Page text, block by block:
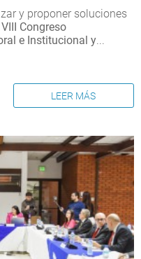
y proponer soluciones
VIII Congreso
e Institucional y...
LEER MÁS